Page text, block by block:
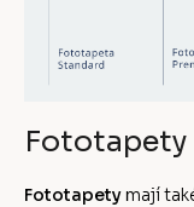
Fototapety
Fototapetymají